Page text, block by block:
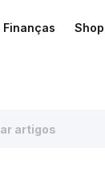
Finanças